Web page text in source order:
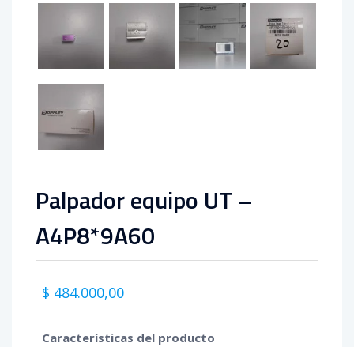
Palpador equipo UT –
A4P8*9A60
El
original
$ 484.000,00
actual
Características del producto